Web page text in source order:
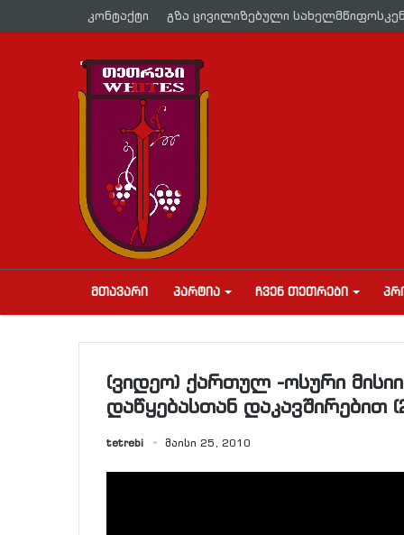
კონტაქტი გზა ცივილიზებული სახელმწიფოსკენ
ᲛᲗᲐᲕᲐᲠᲘ ᲞᲐᲠᲢᲘᲐ ᲩᲕᲔᲜ ᲗᲔᲗᲠᲔᲑᲘ
(ვიდეო) ქართულ -ოსური
დაწყებასთან დაკავშირებით
tetrebi მაისი 25, 2010